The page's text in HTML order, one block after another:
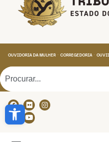
Abrir a barra de
OUVIDORIA DA MULHER CORREGEDORIA